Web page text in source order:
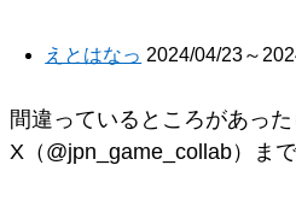
えとはなっ 2024/04/23～
間違っているところがあっ
X（@jpn_game_collab）ま